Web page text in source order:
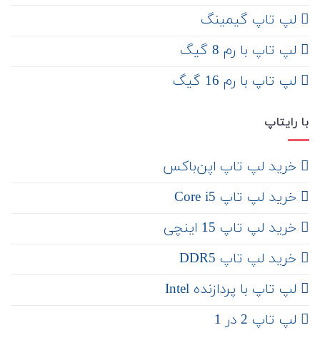
لپ تاپ گیمینگ
لپ تاپ با رم 8 گیگ
لپ تاپ با رم 16 گیگ
با رایتاپ
‌ خرید لپ تاپ اپن‌باکس
خرید لپ تاپ Core i5
‌‌ خرید لپ تاپ 15 اینچی
خرید لپ تاپ DDR5
لپ تاپ با پردازنده Intel
لپ تاپ 2 در 1